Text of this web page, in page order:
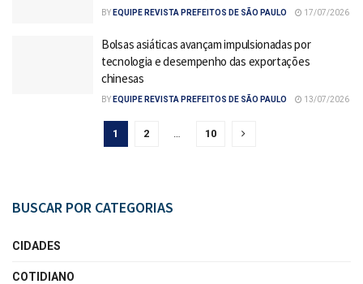
BY EQUIPE REVISTA PREFEITOS DE SÃO PAULO 17/07/2026
Bolsas asiáticas avançam impulsionadas por
tecnologia e desempenho das exportações
chinesas
BY EQUIPE REVISTA PREFEITOS DE SÃO PAULO 13/07/2026
1 2 … 10
BUSCAR POR CATEGORIAS
CIDADES
COTIDIANO